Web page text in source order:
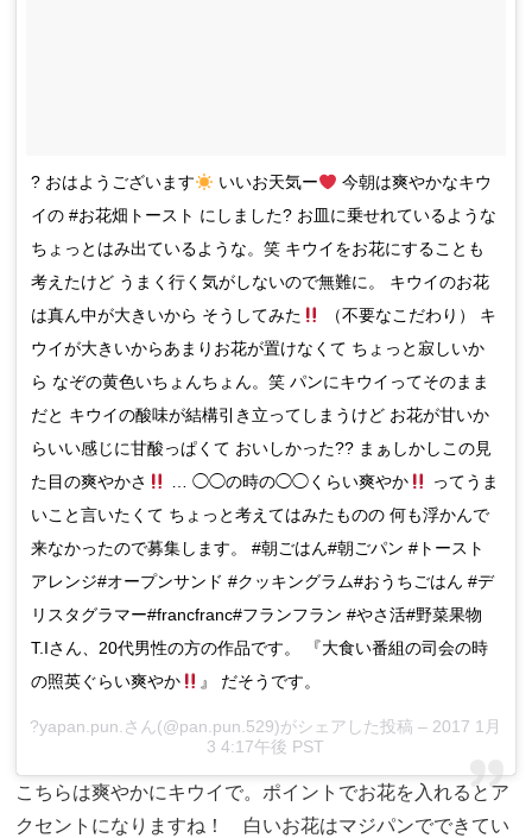
? おはようございます いいお天気ー
今朝は爽やかなキウ
イの #お花畑トースト にしました? お皿に乗せれているような
ちょっとはみ出ているような。笑 キウイをお花にすることも
考えたけど うまく行く気がしないので無難に。 キウイのお花
は真ん中が大きいから そうしてみた
（不要なこだわり） キ
ウイが大きいからあまりお花が置けなくて ちょっと寂しいか
ら なぞの黄色いちょんちょん。笑 パンにキウイってそのまま
だと キウイの酸味が結構引き立ってしまうけど お花が甘いか
らいい感じに甘酸っぱくて おいしかった?? まぁしかしこの見
た目の爽やかさ
… ◯◯の時の◯◯くらい爽やか
ってうま
いこと言いたくて ちょっと考えてはみたものの 何も浮かんで
来なかったので募集します。 #朝ごはん#朝ごパン #トースト
アレンジ#オープンサンド #クッキングラム#おうちごはん #デ
リスタグラマー#francfranc#フランフラン #やさ活#野菜果物
T.Iさん、20代男性の方の作品です。 『大食い番組の司会の時
の照英ぐらい爽やか
』 だそうです。
?yapan.pun.さん(@pan.pun.529)がシェアした投稿 – 2017 1月
3 4:17午後 PST
こちらは爽やかにキウイで。ポイントでお花を入れるとア
クセントになりますね！ 白いお花はマジパンでできてい